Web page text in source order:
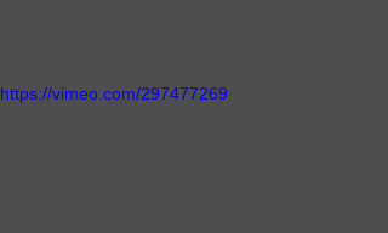
https://vimeo.com/297477269